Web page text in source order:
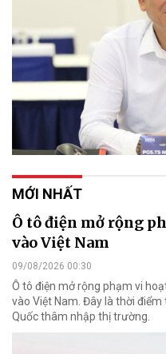
MỚI NHẤT
Ô tô điện mở rộng
vào Việt Nam
09/08/2026 00:30
Ô tô điện mở rộng phạm vi
vào Việt Nam. Đây là thời
Quốc thâm nhập thị trường.